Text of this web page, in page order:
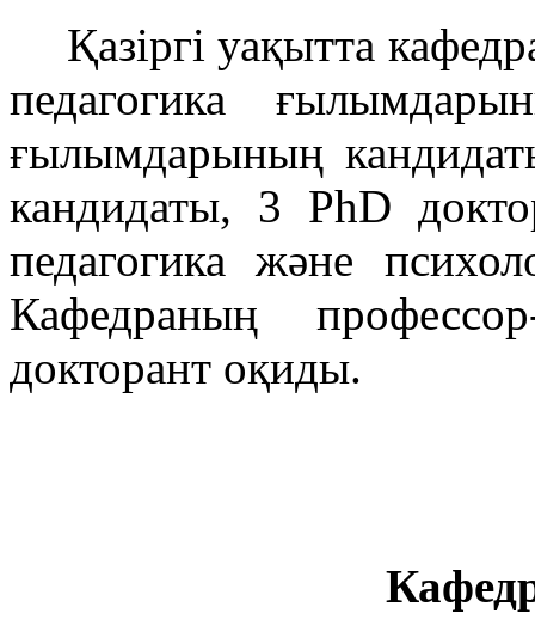
Қазіргі уақытта
педагогика
ғылымдарының
кандидаты, 3 PhD
педагогика және
Кафедраның
докторант оқиды.